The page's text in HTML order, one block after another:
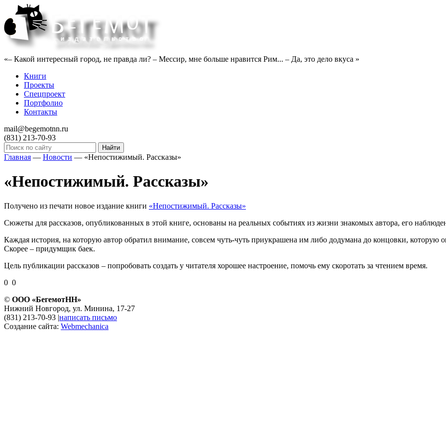
«– Какой интересный город, не правда ли? – Мессир, мне больше нравится Рим... – Да, это дело вкуса »
Книги
Проекты
Спецпроект
Портфолио
Контакты
mail@begemotnn.ru
(831) 213-70-93
Главная — Новости — «Непостижимый. Рассказы»
«Непостижимый. Рассказы»
Получено из печати новое издание книги «Непостижимый. Рассказы»
Сюжеты для рассказов, опубликованных в этой книге, основаны на реальных событиях из жизни знакомых автора, его
Каждая история, на которую автор обратил внимание, совсем чуть-чуть приукрашена им либо додумана до концовки, которую
Скорее – придумщик баек.
Цель публикации рассказов – попробовать создать у читателя хорошее настроение, помочь ему скоротать за чтением время.
0 0
© ООО «БегемотНН»
Нижний Новгород, ул. Минина, 17-27
(831) 213-70-93 |написать письмо
Создание сайта: Webmechanica